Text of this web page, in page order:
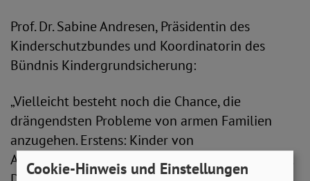
Prof. Dr. Sabine Andresen, Präsidentin des
Kinderschutzbundes und Koordinatorin des
Bündnis Kindergrundsicherung:
„Vielleicht besteht noch die Chance, die
drängendsten Probleme von armen Familien
anzugehen. Erstens: Kinder von
Alleinerziehenden trifft Armut besonders häufig.
Cookie-Hinweis und Einstellungen